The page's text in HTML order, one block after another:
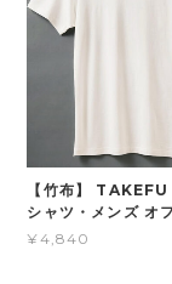
【竹布】
シャツ・メンズ オ
¥4,840